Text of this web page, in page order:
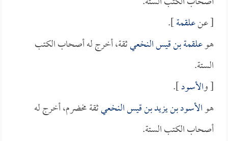
[ عنعلقمة].
هوعلقمة بن قيس النخعيثقة، أخرج له أصحاب الكتب
الستة.
[ والأسود].
هوالأسود بن يزيد بن قيس النخعيثقة مخضرم، أخرج له
أصحاب الكتب الستة.